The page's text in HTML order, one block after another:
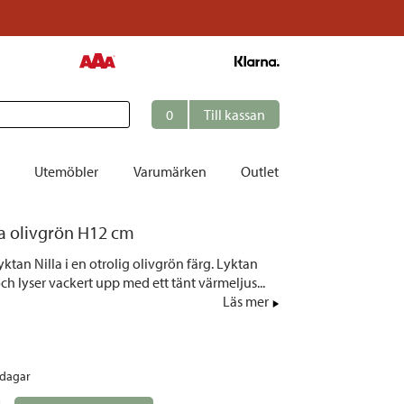
0 Till kassan
Utemöbler Varumärken Outlet
olivgrön H12 cm
Nilla i en otrolig olivgrön färg. Lyktan
lyser vackert upp med ett tänt värmeljus...
Läs mer